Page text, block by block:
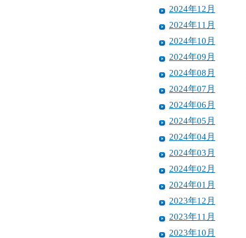
2024年12月
2024年11月
2024年10月
2024年09月
2024年08月
2024年07月
2024年06月
2024年05月
2024年04月
2024年03月
2024年02月
2024年01月
2023年12月
2023年11月
2023年10月